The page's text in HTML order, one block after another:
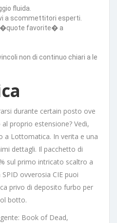
fluida.
a scommettitori esperti.
�quote favorite� a
non di continuo chiari a le
durante certain posto ove
proprio estensione? Vedi,
a Lottomatica. In verita e una
dettagli. Il pacchetto di
sul primo intricato scaltro a
ovverosia CIE puoi
privo di deposito furbo per
botto.
Book of Dead,